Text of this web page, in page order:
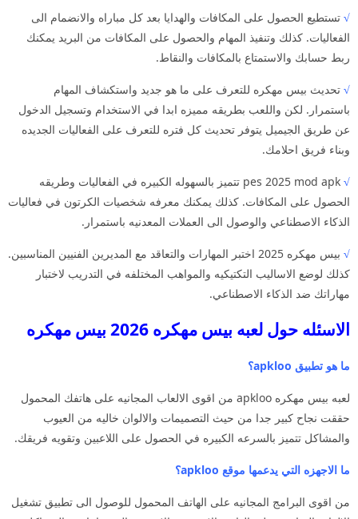
√ تستطيع الحصول على المكافات والهدايا بعد كل مباراه والانضمام الى
الفعاليات. كذلك وتنفيذ المهام والحصول على المكافات من البريد يمكنك
ربط حسابك والاستمتاع بالمكافات والنقاط.
√ تحديث بيس مهكره للتعرف على ما هو جديد واستكشاف المهام
باستمرار. لكن واللعب بطريقه مميزه ابدا في الاستخدام وتسجيل الدخول
عن طريق الجيميل يتوفر تحديث كل فتره للتعرف على الفعاليات الجديده
وبناء فريق احلامك.
√
pes 2025 mod apk تتميز بالسهوله الكبيره في الفعاليات وطريقه
الحصول على المكافات. كذلك يمكنك معرفه شخصيات الكرتون في فعاليات
الذكاء الاصطناعي والوصول الى العملات المعدنيه باستمرار.
√
بيس مهكره 2025 اختبر المهارات والتعاقد مع المديرين الفنيين المناسبين.
كذلك لوضع الاساليب التكتيكيه والمواهب المختلفه في التدريب لاختبار
مهاراتك ضد الذكاء الاصطناعي.
الاسئله حول لعبه بيس مهكره 2026 بيس مهكره
ما هو تطبيق apkloo؟
لعبه بيس مهكره apkloo من اقوى الالعاب المجانيه على هاتفك المحمول
حققت نجاح كبير جدا من حيث التصميمات والالوان خاليه من العيوب
والمشاكل تتميز بالسرعه الكبيره في الحصول على اللاعبين وتقويه فريقك.
ما الاجهزه التي يدعمها موقع apkloo؟
من اقوى البرامج المجانيه على الهاتف المحمول للوصول الى تطبيق تشغيل